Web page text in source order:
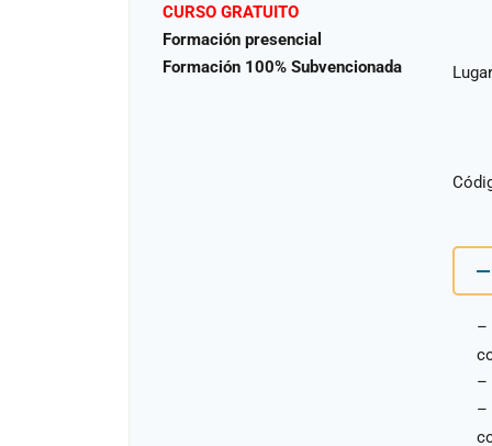
CURSO GRATUITO
Formación presencial
Formación 100% Subvencionada
–
–
–